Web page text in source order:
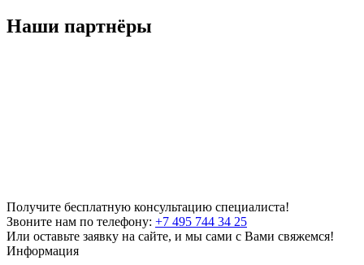
Наши партнёры
Получите бесплатную консультацию специалиста!
Звоните нам по телефону: +7 495 744 34 25
Или оставьте заявку на сайте, и мы сами с Вами свяжемся!
Информация